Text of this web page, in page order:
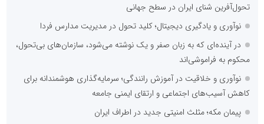
تحول‌آفرین شنای ایران در سطح جهانی
نوآوری و یادگیری دیجیتال؛ کلید تحول در مدیریت مدارس فردا
در آینده‌ای که به زبان صفر و یک نوشته می‌شود، سازمان‌های بی‌تحول،
محکوم به فراموشی‌اند
نوآوری و خلاقیت در آموزش رانندگی؛ سرمایه‌گذاری هوشمندانه برای
کاهش آسیب‌های اجتماعی و ارتقای ایمنی جامعه
پیمان مکه؛ مثلث امنیتی جدید در اطراف ایران